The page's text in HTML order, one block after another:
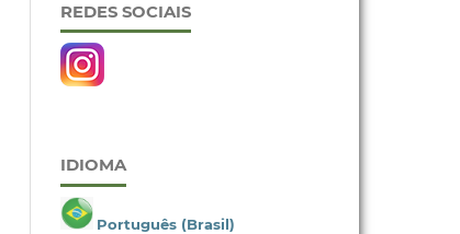
REDES SOCIAIS
IDIOMA
Português (Brasil)